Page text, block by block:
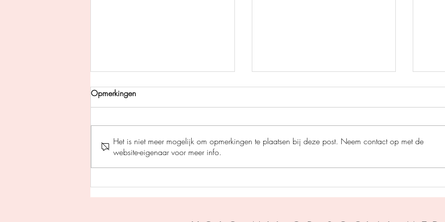
Perfecte stilte - Helen Fields
Het grote bijenplan - Ben
Opmerkingen
Het is niet meer mogelijk om opmerkingen te plaatsen bij deze post. Neem contact op met de
website-eigenaar voor meer info.